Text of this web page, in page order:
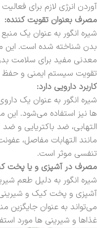
آوردن انرژی لازم برای
مصرف بعنوان تقویت کننده:
شیره انگور به عنوان یک
بدن شناخته شده است. این
معدنی مفید برای سلامت
تقویت سیستم ایمنی و
کاربرد دارویی دارد:
شیره انگور به عنوان یک
ها نیز استفاده می‌شود.
التهابی، ضد باکتریایی و
مانند التهابات مفاصل،
تنفسی موثر است.
مصرف در آشپزی و یا پخت
شیره انگور به دلیل طعم
آشپزی و پخت کیک و
می‌تواند به عنوان
غذاها و شیرینی ها مورد